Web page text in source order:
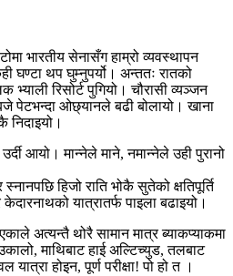
भारतीय सेनासँग हाम्रो व्यवस्थापन
घण्टा थप घुम्नुपर्यो। अन्ततः रातको
रिसोर्ट पुगियो। चौरासी व्यञ्जन
पेटभन्दा ओछ्यानले बढी बोलायो। खाना
निदाइयो।
आयो। मान्नेले माने, नमान्नेले उही पुरानो
हिजो राति भोकै सुतेको क्षतिपूर्ति
यात्रातर्फ पाइला बढाइयो।
अत्यन्तै थोरै सामान मात्र ब्याकप्याकमा
माथिबाट हाई अल्टिच्युड, तलबाट
होइन, पूर्ण परीक्षा! पो हो त ।